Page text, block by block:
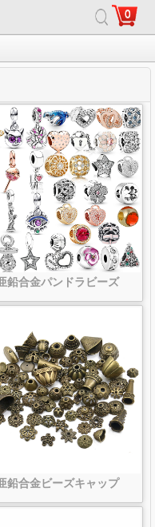
0
鉛合金パンドラビーズ
鉛合金ビーズキャップ
権利予約します。